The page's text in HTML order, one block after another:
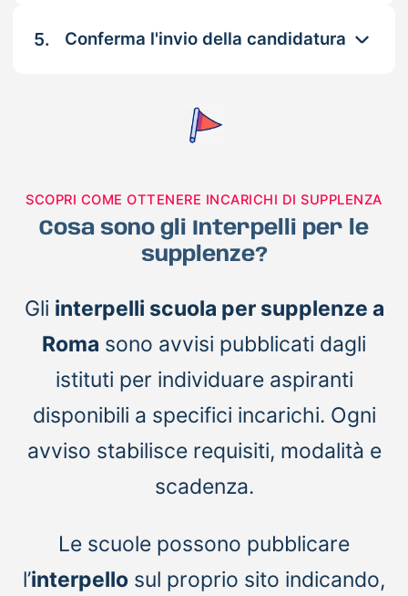
5. Conferma l'invio della candidatura
SCOPRI COME OTTENERE INCARICHI DI SUPPLENZA
Cosa sono gli Interpelli per le
supplenze?
Gli interpelli scuola per supplenze a
Roma sono avvisi pubblicati dagli
istituti per individuare aspiranti
disponibili a specifici incarichi. Ogni
avviso stabilisce requisiti, modalità e
scadenza.
Le scuole possono pubblicare
l’interpello sul proprio sito indicando,